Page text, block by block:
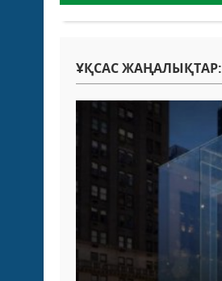
ҰҚСАС ЖАҢАЛЫҚТАР: